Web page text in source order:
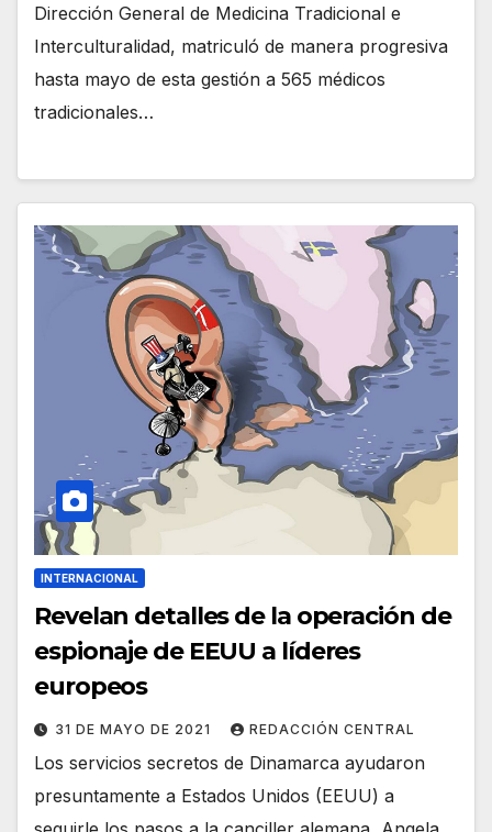
Dirección General de Medicina Tradicional e
Interculturalidad, matriculó de manera progresiva
hasta mayo de esta gestión a 565 médicos
tradicionales…
INTERNACIONAL
Revelan detalles de la operación de
espionaje de EEUU a líderes
europeos
31 DE MAYO DE 2021 REDACCIÓN CENTRAL
Los servicios secretos de Dinamarca ayudaron
presuntamente a Estados Unidos (EEUU) a